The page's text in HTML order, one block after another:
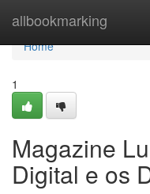
allbookmarking
Home
Home
1
Magazine
Digital e os